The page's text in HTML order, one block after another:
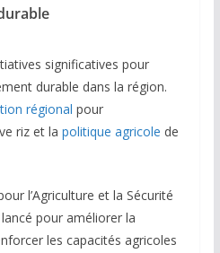
significatives pour
durable dans la région.
régional pour
riz et la politique agricole de
l’Agriculture et la Sécurité
pour améliorer la
les capacités agricoles